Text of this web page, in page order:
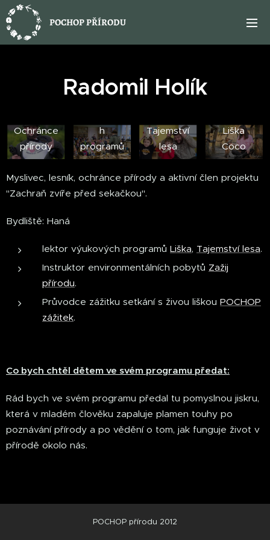
POCHOP PŘÍRODU
Radomil Holík
Ochránce
přírody
h
programů
Tajemství
lesa
Liška
Coco
Myslivec, lesník, ochránce přírody a aktivní člen projektu
"Zachraň zvíře před sekačkou".
Bydliště: Haná
lektor výukových programů Liška, Tajemství lesa.
Instruktor environmentálních pobytů Zažij
přírodu.
Průvodce zážitku setkání s živou liškou POCHOP
zážitek.
Co bych chtěl dětem ve svém programu předat:
Rád bych ve svém programu předal tu pomyslnou jiskru,
která v mladém člověku zapaluje plamen touhy po
poznávání přírody a po vědění o tom, jak funguje život v
přírodě okolo nás.
POCHOP přírodu 2012